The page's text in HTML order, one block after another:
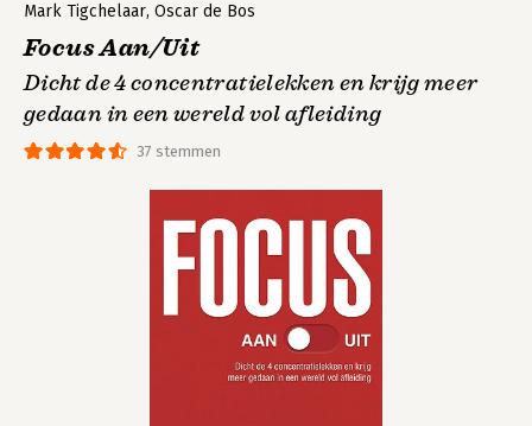
37 stemmen
Mark Tigchelaar, Oscar de Bos
Focus Aan/Uit
Dicht de 4 concentratielekken en krijg meer
gedaan in een wereld vol afleiding